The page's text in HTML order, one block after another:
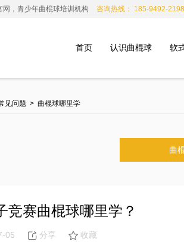
，青少年曲棍球培训机构 咨询热线： 185-9492-2198
首页 认识曲棍球 软
见问题 > 曲棍球哪里学
曲
竞赛曲棍球哪里学？
05 分享 收藏